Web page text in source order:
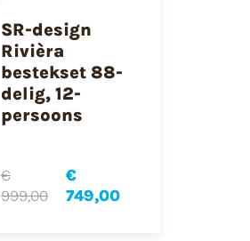
SR-design
Rivièra
bestekset 88-
delig, 12-
persoons
€
999,00
€
749,00